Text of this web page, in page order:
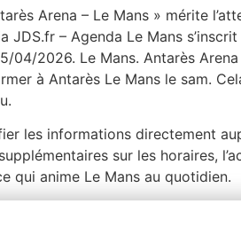
Arena – Le Mans » mérite
JDS.fr – Agenda Le Mans
04/2026. Le Mans. Antarès
à Antarès Le Mans le sam.
les informations directement
sur les horaires,
qui anime Le Mans au quotidien.